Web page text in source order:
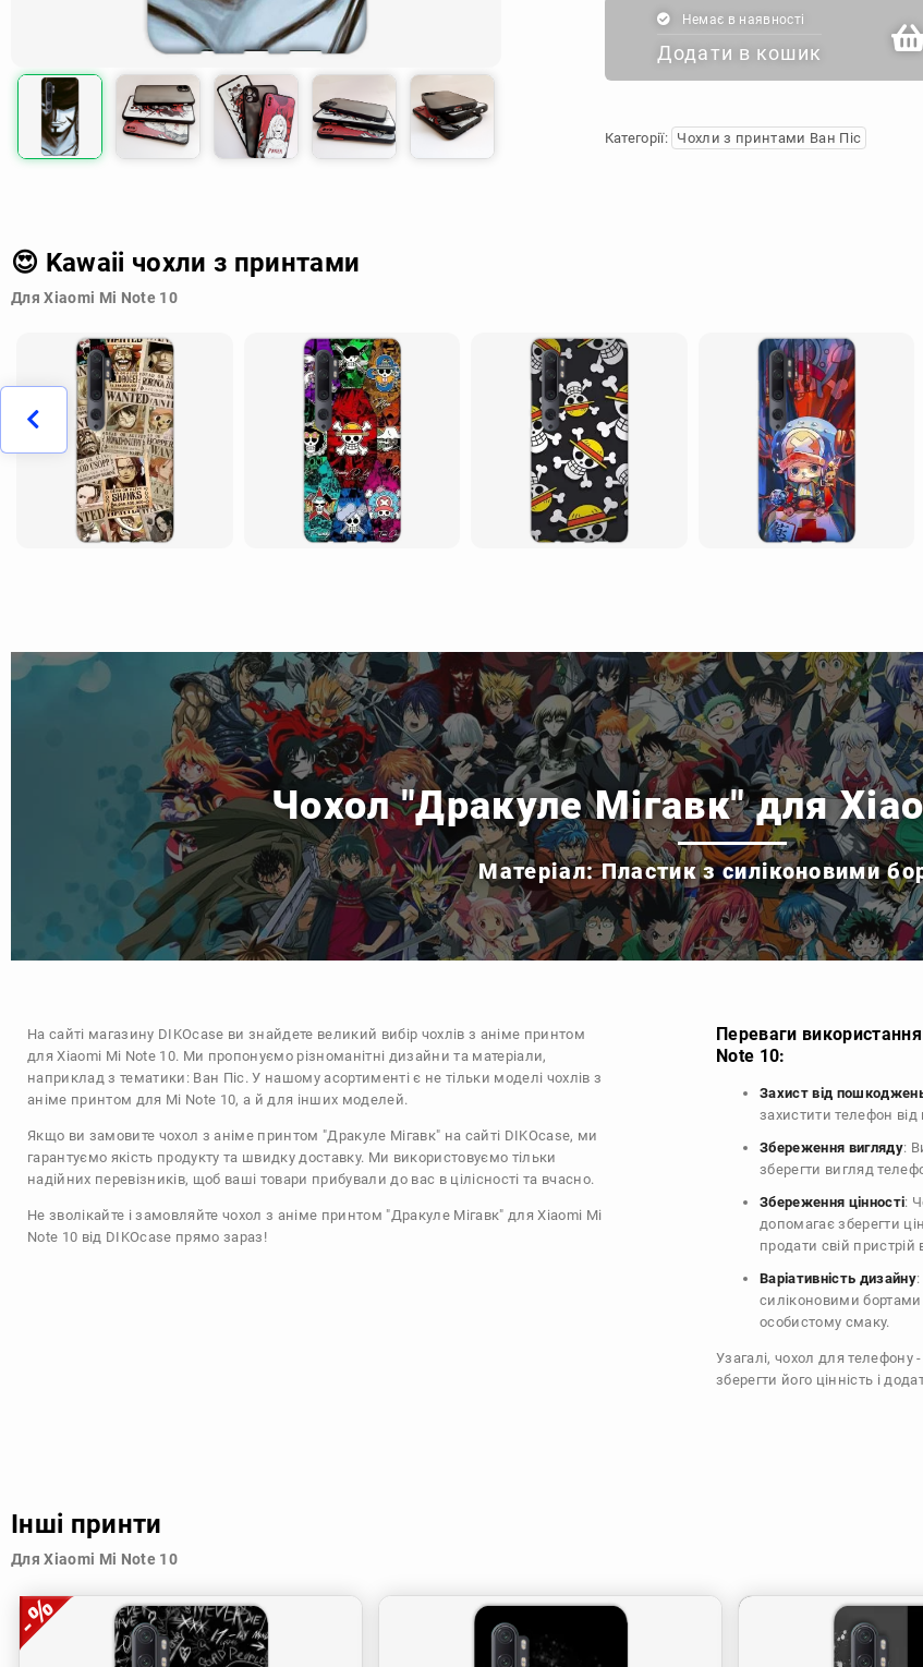
Немає в наявності
Додати в кошик
Категорії: Чохли з принтами Ван Піс
😍 Kawaii чохли з принтами
Для Xiaomi Mi Note 10
Чохол "Дракуле Мігавк" для
Матеріал: Пластик з силіконовими
На сайті магазину DIKOcase ви знайдете великий вибір чохлів з аніме принтом
для Xiaomi Mi Note 10. Ми пропонуємо різноманітні дизайни та матеріали,
наприклад з тематики: Ван Піс . У нашому асортименті є не тільки моделі чохлів з
аніме принтом для Mi Note 10, а й для інших моделей.
Якщо ви замовите чохол з аніме принтом "Дракуле Мігавк" на сайті DIKOcase, ми
гарантуємо якість продукту та швидку доставку. Ми використовуємо тільки
надійних перевізників, щоб ваші товари прибували до вас в цілісності та вчасно.
Не зволікайте і замовляйте чохол з аніме принтом "Дракуле Мігавк" для Xiaomi Mi
Note 10 від DIKOcase прямо зараз!
Переваги
Note 10:
Захист від
захистити телефон
Збереження вигляду:
зберегти вигляд
Збереження цінності:
допомагає зберегти
продати свій
Варіативність дизайну
силіконовими
особистому смаку.
Узагалі, чохол для
зберегти його цінність і
Інші принти
Для Xiaomi Mi Note 10